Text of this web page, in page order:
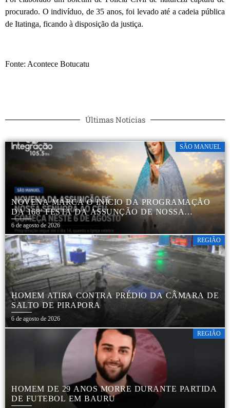
procurado. O indivíduo, de 35 anos, foi levado até a cadeia pública
de Itatinga, ficando à disposição da justiça.
Fonte: Acontece Botucatu
Últimas Notícias
SÃO MANUEL
NOVENA MARCA O INÍCIO DA PROGRAMAÇÃO
DA 168ª FESTA DA ASSUNÇÃO DE NOSSA
SENHORA AO CÉU EM APARECIDA DE SÃO
MANUEL
6 de agosto de 2026
REGIÃO
HOMEM ATIRA CONTRA PRÉDIO DA CÂMARA DE
SALTO DE PIRAPORA
6 de agosto de 2026
REGIÃO
HOMEM DE 29 ANOS MORRE DURANTE PARTIDA
DE FUTEBOL EM BAURU